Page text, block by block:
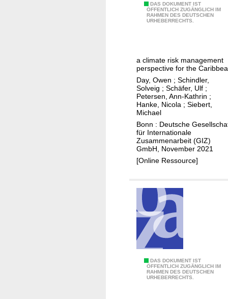
e
d
r
i
s
k
s
DAS DOKUMENT IST
ÖFFENTLICH ZUGÄNGLICH IM
RAHMEN DES DEUTSCHEN
URHEBERRECHTS.
t
e
c
h
a
n
g
e
a
m
a
l
-
a climate risk management
perspective for the
Day, Owen ; Schindler,
Solveig ; Schäfer, Ulf ;
Petersen, Ann-Kathrin ;
Hanke, Nicola ; Siebert,
Michael
Bonn : Deutsche
für Internationale
Zusammenarbeit (GIZ)
GmbH, November 2021
[Online Ressource]
DAS DOKUMENT IST
ÖFFENTLICH ZUGÄNGLICH IM
RAHMEN DES DEUTSCHEN
URHEBERRECHTS.